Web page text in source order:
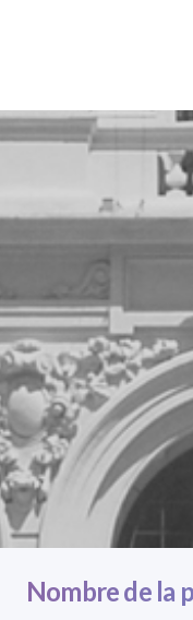
Nombre de la